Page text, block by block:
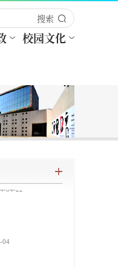
04-24
04-16